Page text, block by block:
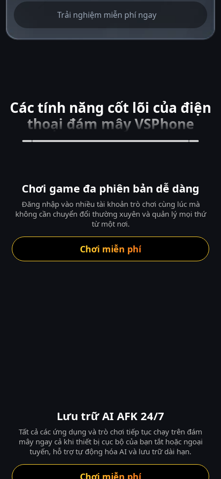
Trải nghiệm miễn phí ngay
Các tính năng cốt lõi của điện
thoại đám mây VSPhone
Chơi game đa phiên bản dễ dàng
Đăng nhập vào nhiều tài khoản trò chơi cùng lúc mà
không cần chuyển đổi thường xuyên và quản lý mọi thứ
từ một nơi.
Chơi miễn phí
Lưu trữ AI AFK 24/7
Tất cả các ứng dụng và trò chơi tiếp tục chạy trên đám
mây ngay cả khi thiết bị cục bộ của bạn tắt hoặc ngoại
tuyến, hỗ trợ tự động hóa AI và lưu trữ dài hạn.
Chơi miễn phí